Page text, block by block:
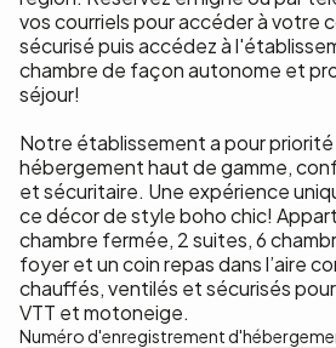
vos courriels pour accéder à votre
sécurisé puis accédez à
chambre de façon autonome et
séjour!
Notre établissement a pour
hébergement haut de gamme,
et sécuritaire. Une expérience
ce décor de style boho chic!
chambre fermée, 2 suites, 6
foyer et un coin repas dans l’aire
chauffés, ventilés et sécurisés
VTT et motoneige.
Numéro d'enregistrement